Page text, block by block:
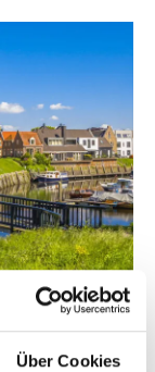
Über Cookies
vorerst das
Sie fahren